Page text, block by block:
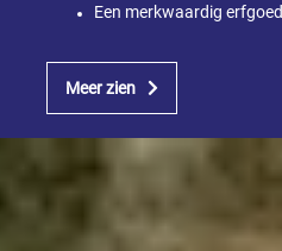
Een merkwaardig erfgoed
Meer zien